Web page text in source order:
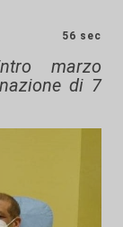
56 sec
marzo
di 7